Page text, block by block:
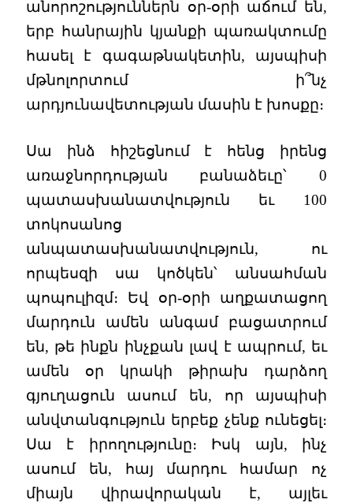
անորոշություններն օր-օրի աճում են,
երբ հանրային կյանքի պառակտումը
հասել է գագաթնակետին, այսպիսի
մթնոլորտում ի՞նչ
արդյունավետության մասին է խոսքը։
Սա ինձ հիշեցնում է հենց իրենց
առաջնորդության բանաձեւը՝ 0
պատասխանատվություն եւ 100
տոկոսանոց
անպատասխանատվություն, ու
որպեսզի սա կոծկեն՝ անսահման
պոպուլիզմ։ Եվ օր-օրի աղքատացող
մարդուն ամեն անգամ բացատրում
են, թե ինքն ինչքան լավ է ապրում, եւ
ամեն օր կրակի թիրախ դարձող
գյուղացուն ասում են, որ այսպիսի
անվտանգություն երբեք չենք ունեցել։
Սա է իրողությունը։ Իսկ այն, ինչ
ասում են, հայ մարդու համար ոչ
միայն վիրավորական է, այլեւ